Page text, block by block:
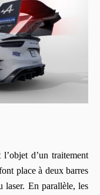
d’un traitement
place à deux barres
laser. En parallèle, les